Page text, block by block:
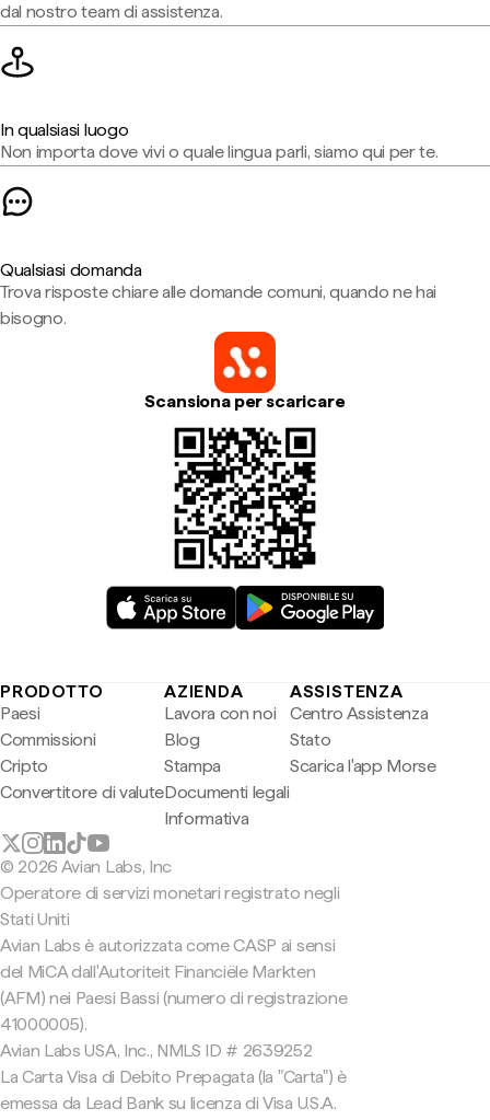
dal nostro team di assistenza.
In qualsiasi luogo
Non importa dove vivi o quale lingua parli, siamo qui per te.
Qualsiasi domanda
Trova risposte chiare alle domande comuni, quando ne hai
bisogno.
Scansiona per scaricare
PRODOTTO
Paesi
Commissioni
Cripto
Convertitore di valute
AZIENDA
Lavora con noi
Blog
Stampa
Documenti legali
Informativa
ASSISTENZA
Centro Assistenza
Stato
Scarica l'app Morse
© 2026 Avian Labs, Inc
Operatore di servizi monetari registrato negli
Stati Uniti
Avian Labs è autorizzata come CASP ai sensi
del MiCA dall'Autoriteit Financiële Markten
(AFM) nei Paesi Bassi (numero di registrazione
41000005).
Avian Labs USA, Inc., NMLS ID # 2639252
La Carta Visa di Debito Prepagata (la "Carta") è
emessa da Lead Bank su licenza di Visa U.S.A.